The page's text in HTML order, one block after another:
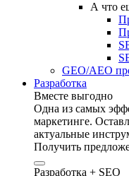
А что
GEO/AEO
Разработка
Вместе выгодно
Одна из самых
маркетинге.
актуальные
Получить
Разработка + SEO